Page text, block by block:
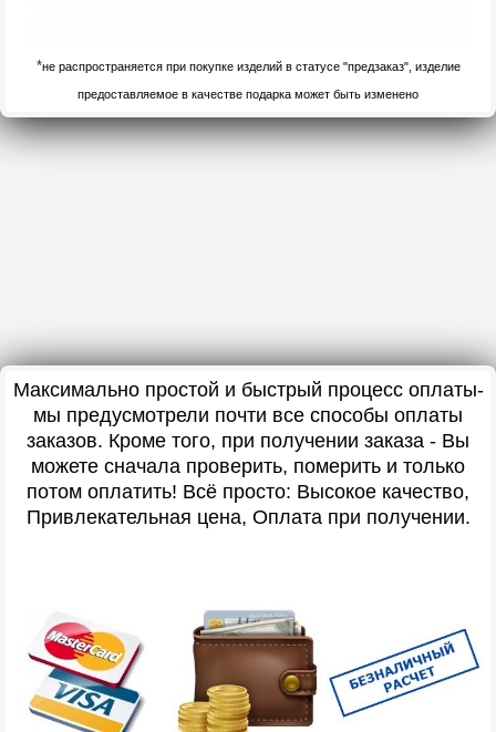
*не распространяется при покупке изделий в статусе "предзаказ", изделие
предоставляемое в качестве подарка может быть изменено
Максимально простой и быстрый процесс оплаты-
мы предусмотрели почти все способы оплаты
заказов. Кроме того, при получении заказа - Вы
можете сначала проверить, померить и только
потом оплатить! Всё просто: Высокое качество,
Привлекательная цена, Оплата при получении.